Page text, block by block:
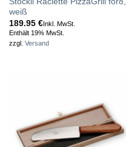
weiß
189.95 €Inkl. MwSt.
Enthält 19% MwSt.
zzgl. Versand